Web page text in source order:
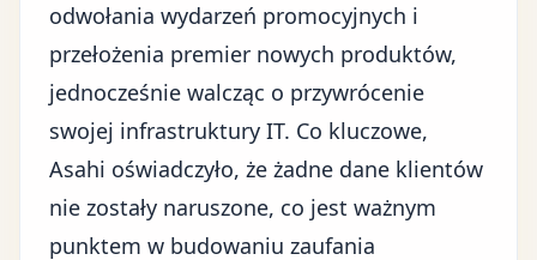
odwołania wydarzeń promocyjnych i
przełożenia premier nowych produktów,
jednocześnie walcząc o przywrócenie
swojej infrastruktury IT. Co kluczowe,
Asahi oświadczyło, że żadne dane klientów
nie zostały naruszone, co jest ważnym
punktem w budowaniu zaufania